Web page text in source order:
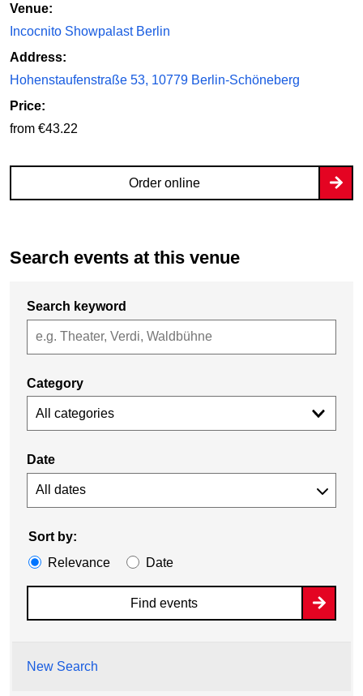
Venue:
Incocnito Showpalast Berlin
Address:
Hohenstaufenstraße 53, 10779 Berlin-Schöneberg
Price:
from €43.22
Order online
Search events at this venue
Search keyword
Category
All categories
Date
Sort by:
Relevance
Date
Find events
New Search